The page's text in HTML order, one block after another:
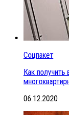
Соцпакет
Как
06.12.2020